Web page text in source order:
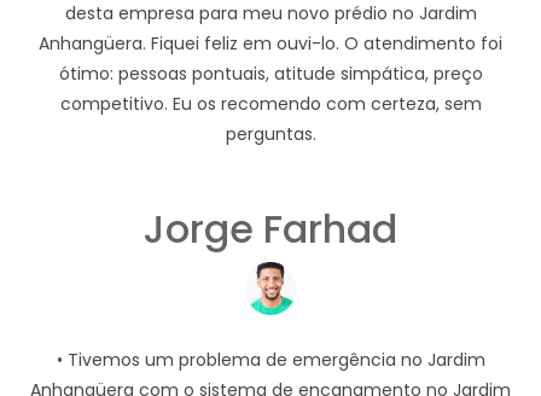
desta empresa para meu novo prédio no Jardim
Anhangüera. Fiquei feliz em ouvi-lo. O atendimento foi
ótimo: pessoas pontuais, atitude simpática, preço
competitivo. Eu os recomendo com certeza, sem
perguntas.
Jorge Farhad
• Tivemos um problema de emergência no Jardim
Anhangüera com o sistema de encanamento no Jardim